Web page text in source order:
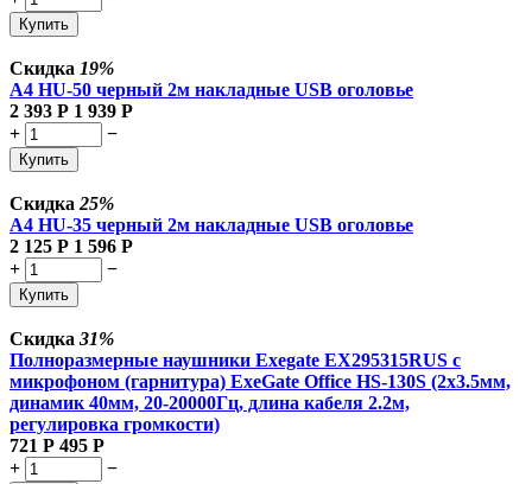
Купить
Скидка 19%
A4 HU-50 черный 2м накладные USB оголовье
2 393 Р 1 939 Р
+
−
Купить
Скидка 25%
A4 HU-35 черный 2м накладные USB оголовье
2 125 Р 1 596 Р
+
−
Купить
Скидка 31%
Полноразмерные наушники Exegate EX295315RUS с
микрофоном (гарнитура) ExeGate Office HS-130S (2x3.5мм,
динамик 40мм, 20-20000Гц, длина кабеля 2.2м,
регулировка громкости)
721 Р 495 Р
+
−